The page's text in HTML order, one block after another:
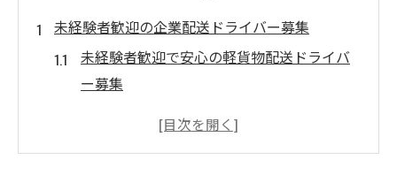
未経験者歓迎の企業配送ドライバー募集
未経験者歓迎で安心の軽貨物配送ドライバ
ー募集
企業配送ドライバー正社員求人の魅力解説